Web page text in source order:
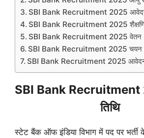
SBI Bank Recruitment 2025
SBI Bank Recruitment 2025
SBI Bank Recruitment 2025 वेतन
SBI Bank Recruitment 2025 चयन
SBI Bank Recruitment 2025 आवेदन
SBI Bank
तिथि
स्टेट बैंक ऑफ इंडिया विभाग में पद पर